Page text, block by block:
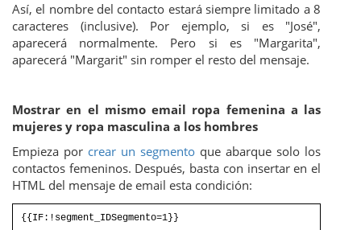
Así, el nombre del contacto estará siempre limitado a 8
caracteres (inclusive). Por ejemplo, si es "José",
aparecerá normalmente. Pero si es "Margarita",
aparecerá "Margarit" sin romper el resto del mensaje.
Mostrar en el mismo email ropa femenina a las
mujeres y ropa masculina a los hombres
Empieza por crear un segmento que abarque solo los
contactos femeninos. Después, basta con insertar en el
HTML del mensaje de email esta condición:
{{IF:!segment_IDSegmento=1}}